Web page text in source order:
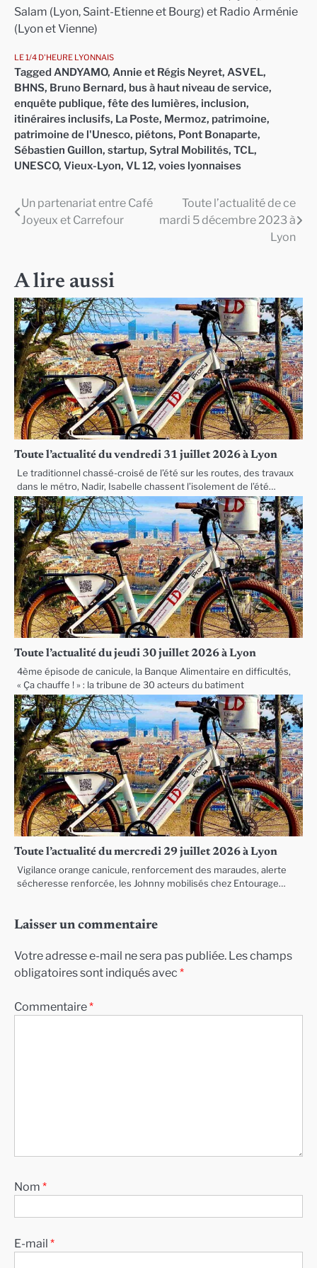
Salam (Lyon, Saint-Etienne et Bourg) et Radio Arménie
(Lyon et Vienne)
LE 1/4 D'HEURE LYONNAIS
Tagged ANDYAMO, Annie et Régis Neyret, ASVEL,
BHNS, Bruno Bernard, bus à haut niveau de service,
enquête publique, fête des lumières, inclusion,
itinéraires inclusifs, La Poste, Mermoz, patrimoine,
patrimoine de l'Unesco, piétons, Pont Bonaparte,
Sébastien Guillon, startup, Sytral Mobilités, TCL,
UNESCO, Vieux-Lyon, VL 12, voies lyonnaises
Navigation
Un partenariat entre Café
Joyeux et Carrefour
Toute l’actualité de ce
mardi 5 décembre 2023 à
Lyon
A lire aussi
Toute l’actualité du vendredi 31 juillet 2026 à Lyon
Le traditionnel chassé-croisé de l’été sur les routes, des travaux
dans le métro, Nadir, Isabelle chassent l’isolement de l’été…
Toute l’actualité du jeudi 30 juillet 2026 à Lyon
4ème épisode de canicule, la Banque Alimentaire en difficultés,
« Ça chauffe ! » : la tribune de 30 acteurs du batiment
Toute l’actualité du mercredi 29 juillet 2026 à Lyon
Vigilance orange canicule, renforcement des maraudes, alerte
sécheresse renforcée, les Johnny mobilisés chez Entourage…
Laisser un commentaire
Votre adresse e-mail ne sera pas publiée. Les champs
obligatoires sont indiqués avec *
Commentaire*
Nom *
E-mail *